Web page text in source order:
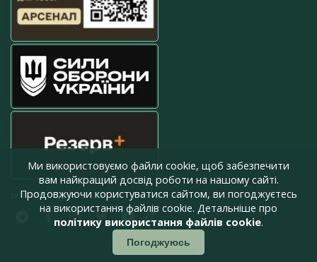
press@armyinform.com.ua
Ми використовуємо файли cookie, щоб забезпечити
вам найкращий досвід роботи на нашому сайті.
Продовжуючи користуватися сайтом, ви погоджуєтесь
на використання файлів cookie. Детальніше про
політику використання файлів cookie.
Погоджуюсь